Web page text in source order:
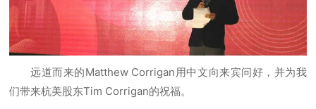
远道而来的Matthew Corrigan用中文向来宾问好，并为我
们带来杭美股东Tim Corrigan的祝福。